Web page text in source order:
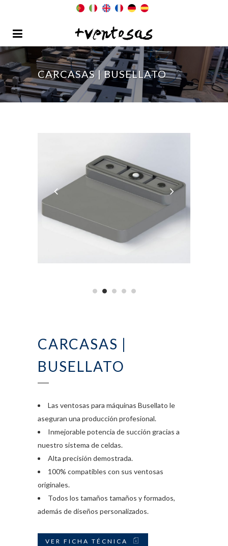
CARCASAS | BUSELLATO
CARCASAS |
BUSELLATO
Las ventosas para máquinas Busellato le
aseguran una producción profesional.
Inmejorable potencia de succión gracias a
nuestro sistema de celdas.
Alta precisión demostrada.
100% compatibles con sus ventosas
originales.
Todos los tamaños tamaños y formados,
además de diseños personalizados.
VER FICHA TÉCNICA